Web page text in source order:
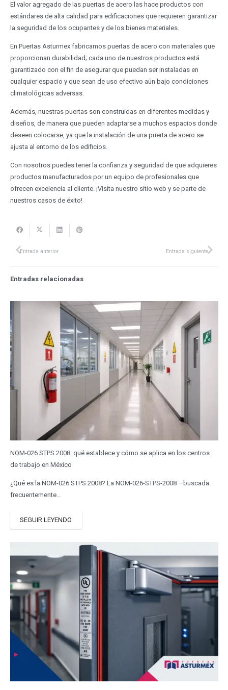
El valor agregado de las puertas de acero las hace productos con
estándares de alta calidad para edificaciones que requieren garantizar
la seguridad de los ocupantes y de los bienes materiales.
En Puertas Asturmex fabricamos puertas de acero con materiales que
proporcionan durabilidad; cada uno de nuestros productos está
garantizado con el fin de asegurar que puedan ser instaladas en
cualquier espacio y que sean de uso efectivo aún bajo condiciones
climatológicas adversas.
Además, nuestras puertas son construidas en diferentes medidas y
diseños, de manera que pueden adaptarse a muchos espacios donde
deseen colocarse, ya que la instalación de una puerta de acero se
ajusta al entorno de los edificios.
Con nosotros puedes tener la confianza y seguridad de que adquieres
productos manufacturados por un equipo de profesionales que
ofrecen excelencia al cliente. ¡Visita nuestro sitio web y se parte de
nuestros casos de éxito!
Entrada anterior Entrada siguiente
Entradas relacionadas
NOM-026 STPS 2008: qué establece y cómo se aplica en los centros
de trabajo en México
¿Qué es la NOM-026 STPS 2008? La NOM-026-STPS-2008 —buscada
frecuentemente…
SEGUIR LEYENDO